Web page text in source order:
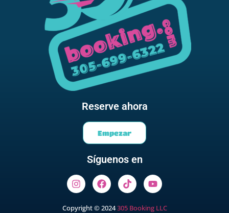
Reserve ahora
Empezar
Síguenos en
Copyright © 2024305 Booking LLC